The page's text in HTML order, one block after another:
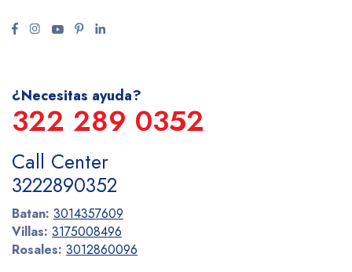
¿Necesitas ayuda?
322 289 0352
Call Center
3222890352
Batan: 3014357609
Villas: 3175008496
Rosales: 3012860096